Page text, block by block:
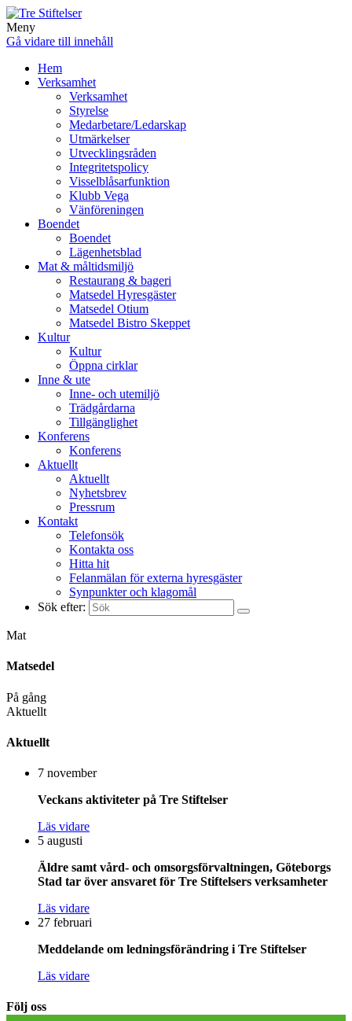
Meny
Gå vidare till innehåll
Hem
Verksamhet
Verksamhet
Styrelse
Medarbetare/Ledarskap
Utmärkelser
Utvecklingsråden
Integritetspolicy
Visselblåsarfunktion
Klubb Vega
Vänföreningen
Boendet
Boendet
Lägenhetsblad
Mat & måltidsmiljö
Restaurang & bageri
Matsedel Hyresgäster
Matsedel Otium
Matsedel Bistro Skeppet
Kultur
Kultur
Öppna cirklar
Inne & ute
Inne- och utemiljö
Trädgårdarna
Tillgänglighet
Konferens
Konferens
Aktuellt
Aktuellt
Nyhetsbrev
Pressrum
Kontakt
Telefonsök
Kontakta oss
Hitta hit
Felanmälan för externa hyresgäster
Synpunkter och klagomål
Sök efter:
Mat
Matsedel
På gång
Aktuellt
Aktuellt
7 november
Veckans aktiviteter på Tre Stiftelser
Läs vidare
5 augusti
Äldre samt vård- och omsorgsförvaltningen, Göteborgs
Stad tar över ansvaret för Tre Stiftelsers verksamheter
Läs vidare
27 februari
Meddelande om ledningsförändring i Tre Stiftelser
Läs vidare
Följ oss